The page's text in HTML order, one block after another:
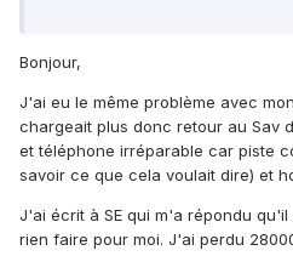
Bonjour,
J'ai eu le même problème avec
chargeait plus donc retour au Sav
et téléphone irréparable car piste
savoir ce que cela voulait dire) et
J'ai écrit à SE qui m'a répondu
rien faire pour moi. J'ai perdu